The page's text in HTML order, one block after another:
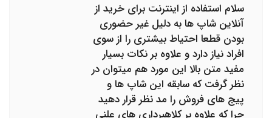
سلام استفاده از اینترنت برای خرید از
آنلاین شاپ ها به دلیل غیر حضوری
بودن قطعا احتیاط بیشتری را از سوی
افراد نیاز دارد و علاوه بر نکات بسیار
مفید متن بالا این مورد هم میتوان در
نظر گرفت که سابقه این شاپ ها و
پیج های فروش را مد نظر قرار دهید
چرا که علاوه بر کلاهبرداری های علنی